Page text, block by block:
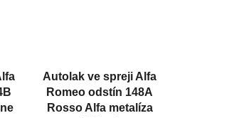
Autolak ve spreji Alfa
Romeo odstín 148A
Rosso Alfa metalíza